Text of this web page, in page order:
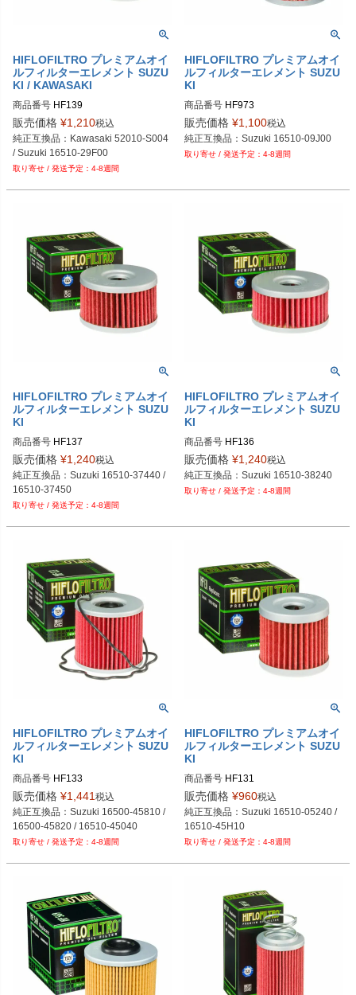
HIFLOFILTRO プレミアムオイ
ルフィルターエレメント SUZU
KI / KAWASAKI
商品番号 HF139
販売価格 ¥1,210税込
純正互換品：Kawasaki 52010-S004
/ Suzuki 16510-29F00
4-8週間
HIFLOFILTRO プレミアムオイ
ルフィルターエレメント SUZU
KI
商品番号 HF973
販売価格 ¥1,100税込
純正互換品：Suzuki 16510-09J00
4-8週間
HIFLOFILTRO プレミアムオイ
ルフィルターエレメント SUZU
KI
商品番号 HF137
販売価格 ¥1,240税込
純正互換品：Suzuki 16510-37440 /
16510-37450
4-8週間
HIFLOFILTRO プレミアムオイ
ルフィルターエレメント SUZU
KI
商品番号 HF136
販売価格 ¥1,240税込
純正互換品：Suzuki 16510-38240
4-8週間
HIFLOFILTRO プレミアムオイ
ルフィルターエレメント SUZU
KI
商品番号 HF133
販売価格 ¥1,441 税込
純正互換品：Suzuki 16500-45810 /
16500-45820 / 16510-45040
4-8週間
HIFLOFILTRO プレミアムオイ
ルフィルターエレメント SUZU
KI
商品番号 HF131
販売価格 ¥960税込
純正互換品：Suzuki 16510-05240 /
16510-45H10
4-8週間